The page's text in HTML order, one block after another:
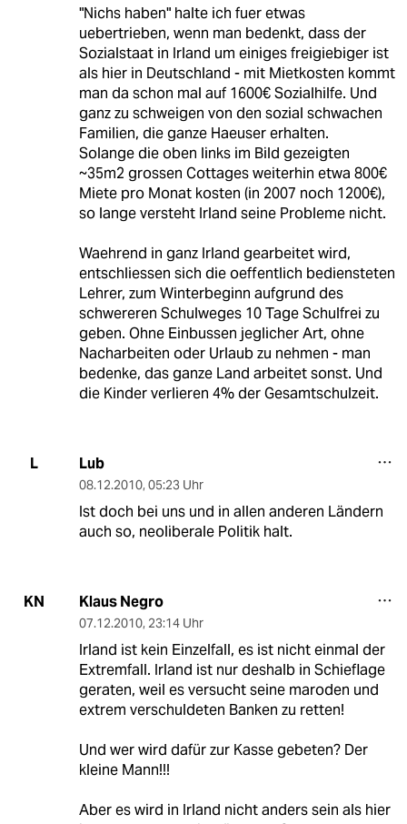
"Nichs haben" halte ich fuer etwas
uebertrieben, wenn man bedenkt, dass der
Sozialstaat in Irland um einiges freigiebiger ist
als hier in Deutschland - mit Mietkosten kommt
man da schon mal auf 1600€ Sozialhilfe. Und
ganz zu schweigen von den sozial schwachen
Familien, die ganze Haeuser erhalten.
Solange die oben links im Bild gezeigten
~35m2 grossen Cottages weiterhin etwa 800€
Miete pro Monat kosten (in 2007 noch 1200€),
so lange versteht Irland seine Probleme nicht.
Waehrend in ganz Irland gearbeitet wird,
entschliessen sich die oeffentlich bediensteten
Lehrer, zum Winterbeginn aufgrund des
schwereren Schulweges 10 Tage Schulfrei zu
geben. Ohne Einbussen jeglicher Art, ohne
Nacharbeiten oder Urlaub zu nehmen - man
bedenke, das ganze Land arbeitet sonst. Und
die Kinder verlieren 4% der Gesamtschulzeit.
L Lub
08.12.2010, 05:23 Uhr
Ist doch bei uns und in allen anderen Ländern
auch so, neoliberale Politik halt.
KN Klaus Negro
07.12.2010, 23:14 Uhr
Irland ist kein Einzelfall, es ist nicht einmal der
Extremfall. Irland ist nur deshalb in Schieflage
geraten, weil es versucht seine maroden und
extrem verschuldeten Banken zu retten!
Und wer wird dafür zur Kasse gebeten? Der
kleine Mann!!!
Aber es wird in Irland nicht anders sein als hier